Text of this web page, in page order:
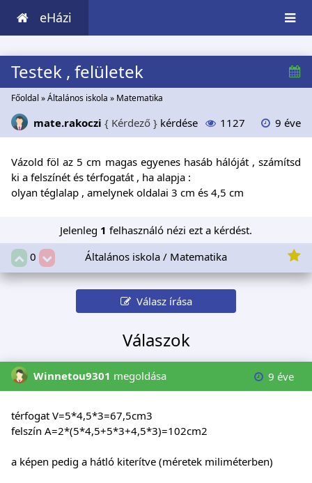
eHázi
Testek , felületek
Főoldal »Általános iskola » Matematika
mate.rakoczi { Kérdező } kérdése 1127 9 éve
Vázold föl az 5 cm magas egyenes hasáb hálóját , számítsd
ki a felszínét és térfogatát , ha alapja :
olyan téglalap , amelynek oldalai 3 cm és 4,5 cm
Jelenleg 1 felhasználó nézi ezt a kérdést.
0
Általános iskola / Matematika
Válasz írása
Válaszok
Winnetou9301 megoldása 9 éve
térfogat V=5*4,5*3=67,5cm3
felszín A=2*(5*4,5+5*3+4,5*3)=102cm2
a képen pedig a hátló kiterítve (méretek miliméterben)